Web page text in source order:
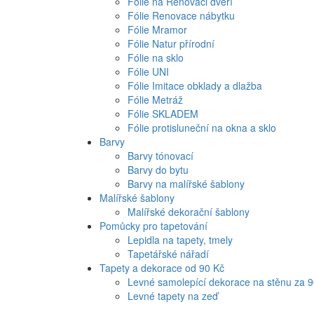
Fólie Renovace nábytku
Fólie Mramor
Fólie Natur přírodní
Fólie na sklo
Fólie UNI
Fólie Imitace obklady a dlažba
Fólie Metráž
Fólie SKLADEM
Fólie protisluneční na okna a sklo
Barvy
Barvy tónovací
Barvy do bytu
Barvy na malířské šablony
Malířské šablony
Malířské dekorační šablony
Pomůcky pro tapetování
Lepidla na tapety, tmely
Tapetářské nářadí
Tapety a dekorace od 90 Kč
Levné samolepící dekorace na stěnu za
Levné tapety na zeď